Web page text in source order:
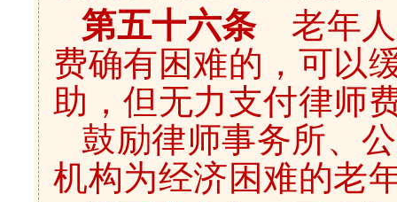
第五十六条老年人
费确有困难的，可以
助，但无力支付律师
鼓励律师事务所、
机构为经济困难的老